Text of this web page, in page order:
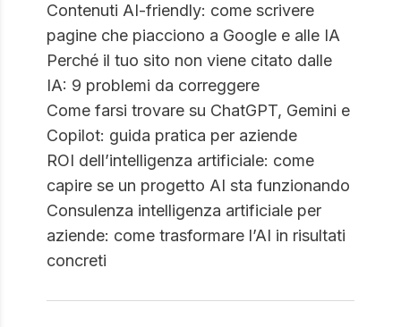
Contenuti AI-friendly: come scrivere
pagine che piacciono a Google e alle IA
Perché il tuo sito non viene citato dalle
IA: 9 problemi da correggere
Come farsi trovare su ChatGPT, Gemini e
Copilot: guida pratica per aziende
ROI dell’intelligenza artificiale: come
capire se un progetto AI sta funzionando
Consulenza intelligenza artificiale per
aziende: come trasformare l’AI in risultati
concreti